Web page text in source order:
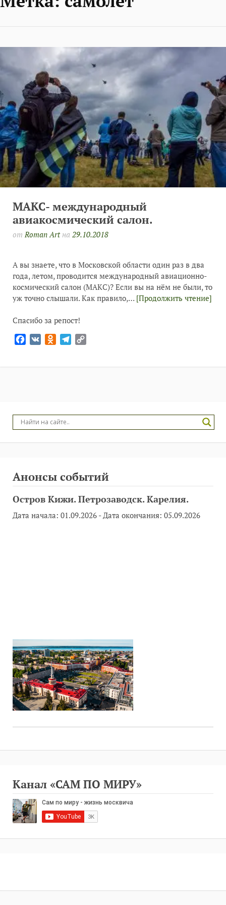
МАКС- международный
авиакосмический салон.
отRoman Artна 29.10.2018
А вы знаете, что в Московской области один раз в два
года, летом, проводится международный авиационно-
космический салон (МАКС)? Если вы на нём не были, то
уж точно слышали. Как правило,… [Продолжить чтение]
Спасибо за репост!
Facebook
VK Odnoklassniki
Telegram
Анонсы событий
Остров Кижи. Петрозаводск. Карелия.
Дата начала: 01.09.2026 - Дата окончания: 05.09.2026
Канал «САМ ПО МИРУ»